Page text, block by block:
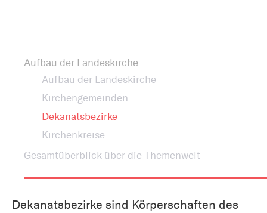
Aufbau der Landeskirche
Aufbau der Landeskirche
Kirchengemeinden
Dekanatsbezirke
Kirchenkreise
Gesamtüberblick über die Themenwelt
Dekanatsbezirke sind Körperschaften des